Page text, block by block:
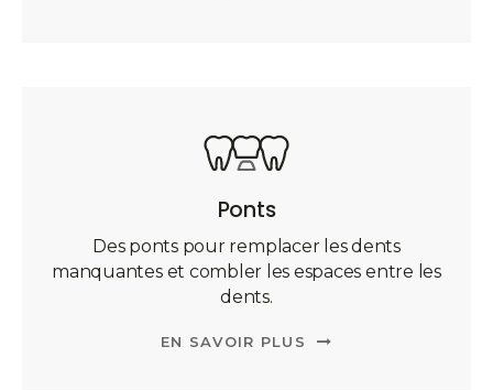
Ponts
Des ponts pour remplacer les dents
manquantes et combler les espaces entre les
dents.
EN SAVOIR PLUS